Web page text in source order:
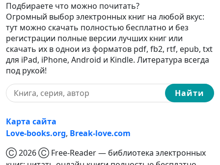
Подбираете что можно почитать?
Огромный выбор электронных книг на любой вкус:
тут можно скачать полностью бесплатно и без
регистрации полные версии лучших книг или
скачать их в однои из форматов pdf, fb2, rtf, epub, txt
для iPad, iPhone, Android и Kindle. Литература всегда
под рукой!
Найти
Карта сайта
Love-books.org, Break-love.com
Ⓒ 2026 Ⓒ Free-Reader — библиотека электронных